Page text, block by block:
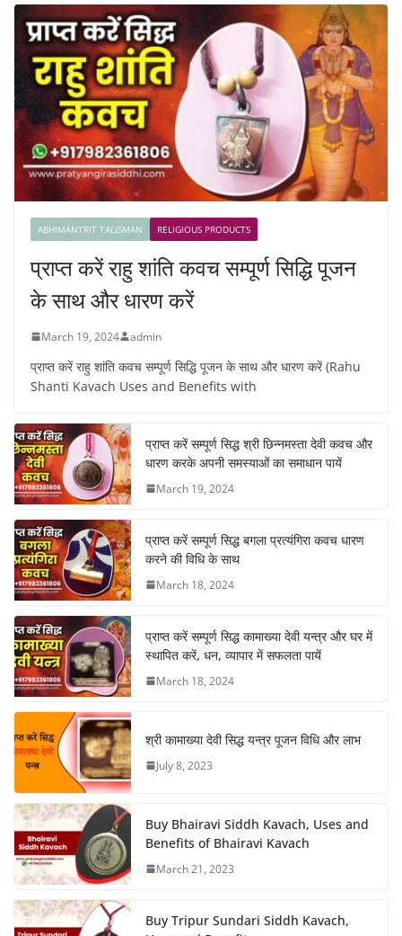
ABHIMANTRIT TALISMAN RELIGIOUS PRODUCTS
प्राप्त करें राहु शांति कवच सम्पूर्ण सिद्धि पूजन
के साथ और धारण करें
March 19, 2024 admin
प्राप्त करें राहु शांति कवच सम्पूर्ण सिद्धि पूजन के साथ और धारण करें (Rahu
Shanti Kavach Uses and Benefits with
प्राप्त करें सम्पूर्ण सिद्ध श्री छिन्नमस्ता देवी कवच और
धारण करके अपनी समस्याओं का समाधान पायें
March 19, 2024
प्राप्त करें सम्पूर्ण सिद्ध बगला प्रत्यंगिरा कवच धारण
करने की विधि के साथ
March 18, 2024
प्राप्त करें सम्पूर्ण सिद्ध कामाख्या देवी यन्त्र और घर में
स्थापित करें, धन, व्यापार में सफलता पायें
March 18, 2024
श्री कामाख्या देवी सिद्ध यन्त्र पूजन विधि और लाभ
July 8, 2023
Buy Bhairavi Siddh Kavach, Uses and
Benefits of Bhairavi Kavach
March 21, 2023
Buy Tripur Sundari Siddh Kavach,